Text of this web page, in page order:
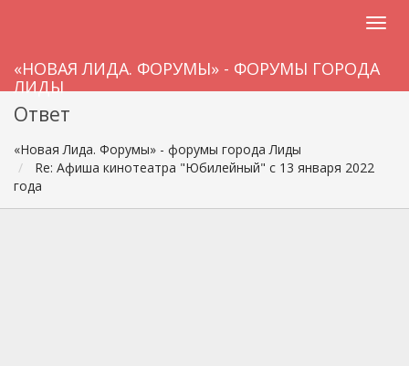
«НОВАЯ ЛИДА. ФОРУМЫ» - ФОРУМЫ ГОРОДА
ЛИДЫ
Ответ
«Новая Лида. Форумы» - форумы города Лиды
Re: Афиша кинотеатра "Юбилейный" c 13 января 2022
года